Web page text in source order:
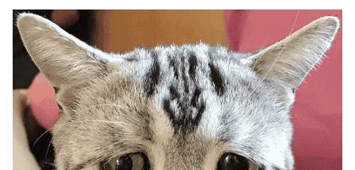
To, jak ktokolwiek mógłby tak skrzywdzić to ufne
zwierzątko, jest niewyobrażalne. Oby tę kobietę
spotkała surowa kara. Zwierzątko trafiło do
lecznicy w przerażającym stanie. Weterynarze
byli przekonani, że suczka nie dożyje następnego
dnia, ale i tak walczyli o jej delikatne życie z całej
siły. Jej właścicielka o mało nie zabiła jej,
ponieważ chciała… dopasować wygląd psa do
jego imienia. Czy ta kobieta nigdy nie słyszała o
tym, że zwierzę to nie zabawka?